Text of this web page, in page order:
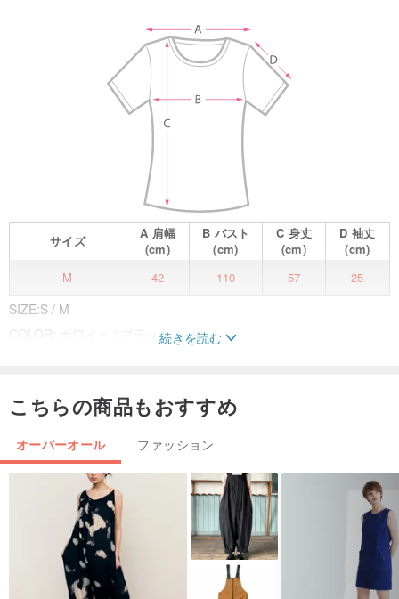
サイズ A 肩幅
(cm)
B バスト
(cm)
C 身丈
(cm)
D袖丈
(cm)
M
42 110 57 25
SIZE:S / M
COLOR: ホワイト / ブラック
サンシャインリネンを使用したツーピースのセーラー服セット。全
体的に薄手のシングルレイヤー仕立てです。
続きを読む
こちらの商品もおすすめ
オーバーオール ファッション